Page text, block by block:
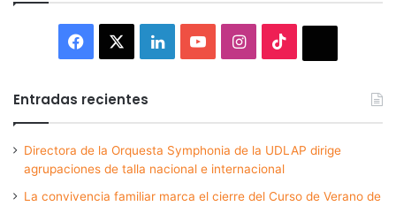
Facebook LinkedInYouTubeInstagram
Entradas recientes
Directora de la Orquesta Symphonia de la UDLAP dirige
agrupaciones de talla nacional e internacional
La convivencia familiar marca el cierre del Curso de Verano de